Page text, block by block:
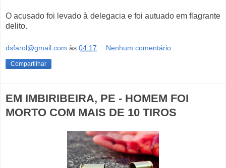
O acusado foi levado à delegacia e foi autuado em flagrante
delito.
dsfarol@gmail.com às 04:17 Nenhum comentário:
Compartilhar
EM IMBIRIBEIRA, PE - HOMEM FOI
MORTO COM MAIS DE 10 TIROS